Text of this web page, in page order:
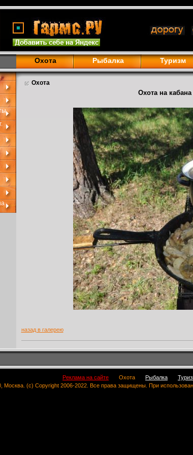
Охота Рыбалка Туризм
Охота
Охота на кабана
назад в галерею
Реклама на сайте Охота Рыбалка
Москва. (c) Copyright 2006-2022. Все права защищены. При